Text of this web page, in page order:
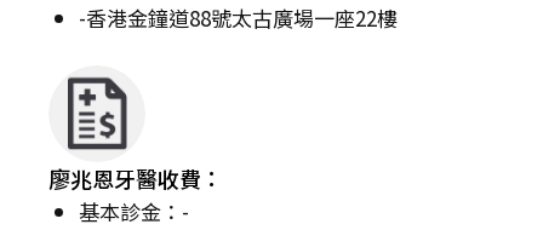
-香港金鐘道88號太古廣場一座22樓
廖兆恩牙醫收費：
基本診金：-